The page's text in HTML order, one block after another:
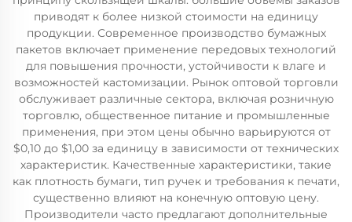
приводят к более низкой стоимости на единицу
продукции. Современное производство бумажных
пакетов включает применение передовых технологий
для повышения прочности, устойчивости к влаге и
возможностей кастомизации. Рынок оптовой торговли
обслуживает различные сектора, включая розничную
торговлю, общественное питание и промышленные
применения, при этом цены обычно варьируются от
$0,10 до $1,00 за единицу в зависимости от технических
характеристик. Качественные характеристики, такие
как плотность бумаги, тип ручек и требования к печати,
существенно влияют на конечную оптовую цену.
Производители часто предлагают дополнительные